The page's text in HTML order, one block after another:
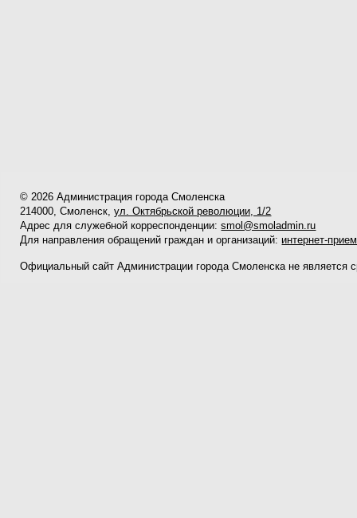
© 2026 Администрация города Смоленска
214000, Смоленск,ул. Октябрьской революции, 1/2
Адрес для служебной корреспонденции:smol@smoladmin.ru
Для направления обращений граждан и организаций: интернет-
Официальный сайт Администрации города Смоленска не является